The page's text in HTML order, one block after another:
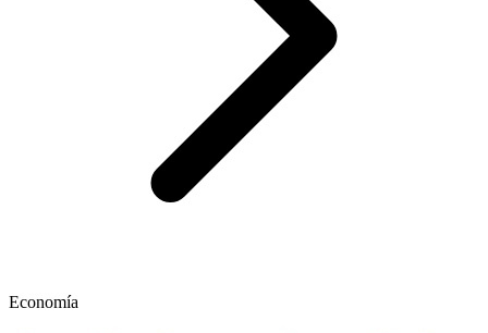
Economía